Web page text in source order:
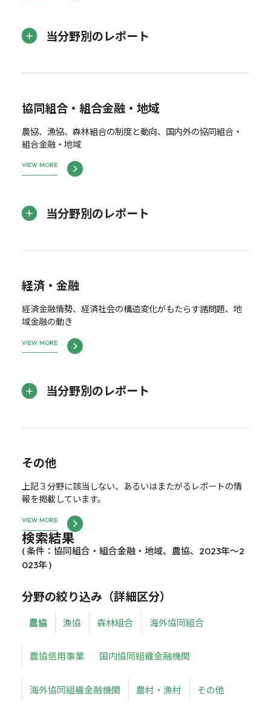
当分野別のレポート
協同組合・組合金融・地域
農協、漁協、森林組合の制度と動向、国内外の協同組合・
組合金融・地域
VIEW MORE
当分野別のレポート
経済・金融
経済金融情勢、経済社会の構造変化がもたらす諸問題、地
域金融の動き
VIEW MORE
当分野別のレポート
その他
上記３分野に該当しない、あるいはまたがるレポートの情
報を掲載しています。
VIEW MORE
検索結果
( 条件：協同組合・組合金融・地域、農協、2023年～2
023年 )
分野の絞り込み（詳細区分）
農協 漁協 森林組合 海外協同組合
農協信用事業 国内協同組織金融機関
海外協同組織金融機関 農村・漁村 その他